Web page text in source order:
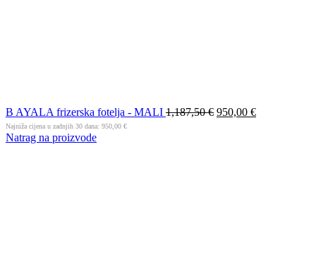
B AYALA frizerska fotelja - MALI 1,187,50€ 950,00 €
Najniža cijena u zadnjih 30 dana: 950,00 €
Natrag na proizvode